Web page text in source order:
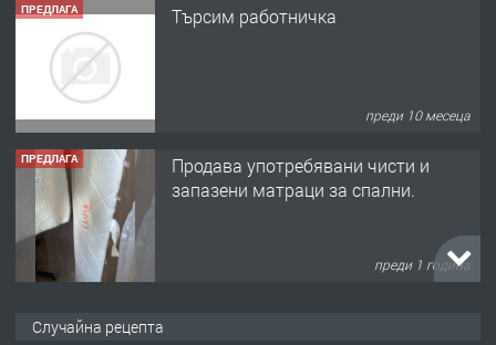
ПРЕДЛАГА Търсим работничка
преди 10 месеца
ПРЕДЛАГА
Продава употребявани чисти и
запазени матраци за спални.
преди 1 година
Случайна рецепта